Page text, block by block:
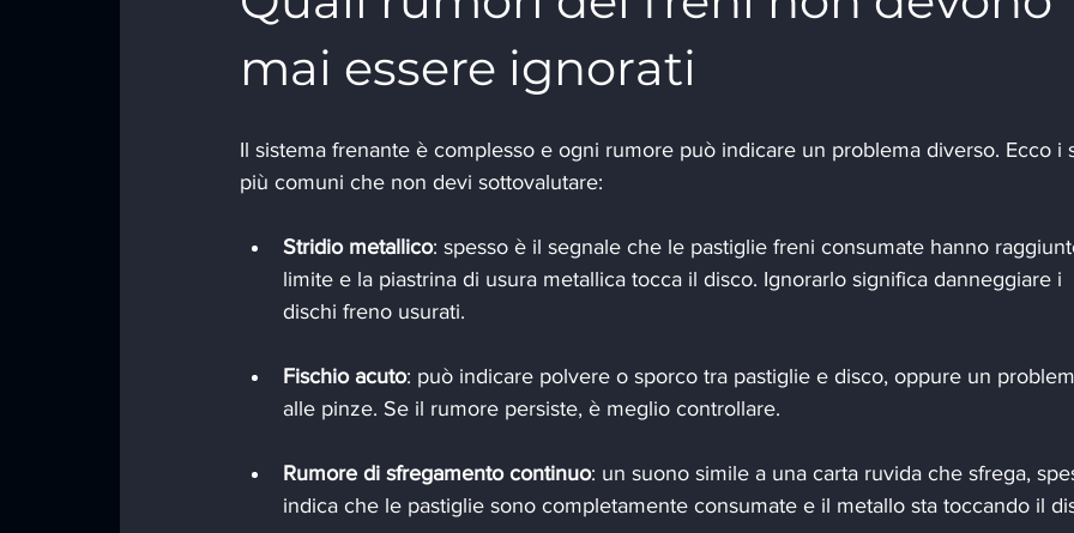
mai essere ignorati
Il sistema frenante è complesso e ogni rumore può indicare un problema diverso. Ecco i
più comuni che non devi sottovalutare:
Stridio metallico: spesso è il segnale che le pastiglie freni consumate hanno
limite e la piastrina di usura metallica tocca il disco. Ignorarlo significa danneggiare i
dischi freno usurati.
Fischio acuto: può indicare polvere o sporco tra pastiglie e disco, oppure un
alle pinze. Se il rumore persiste, è meglio controllare.
Rumore di sfregamento continuo: un suono simile a una carta ruvida che sfrega,
indica che le pastiglie sono completamente consumate e il metallo sta toccando il